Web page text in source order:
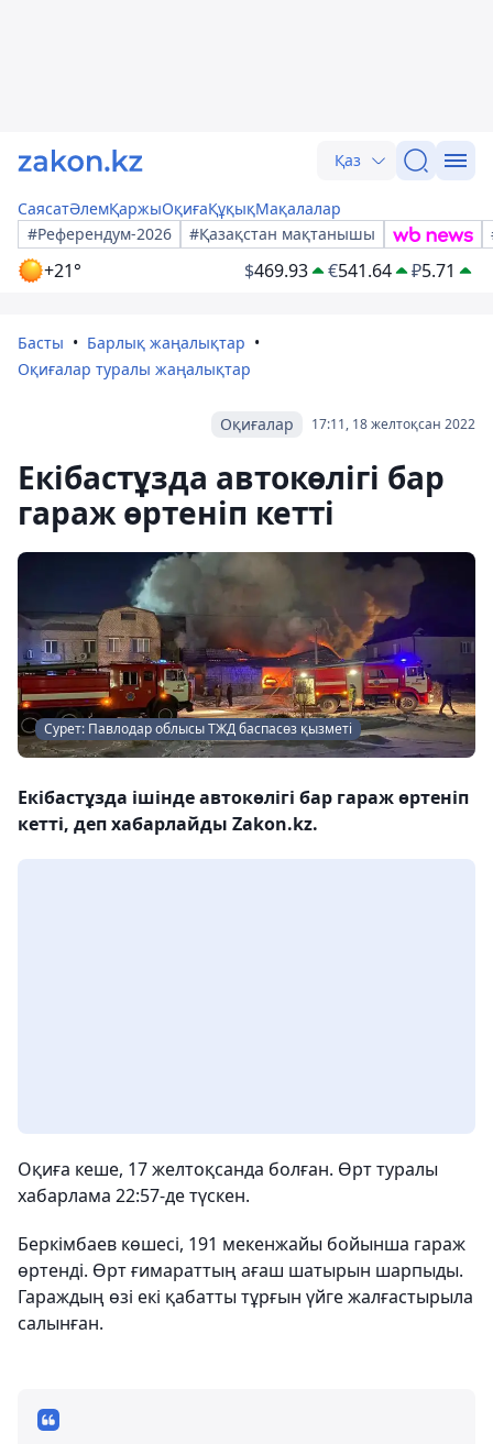
Қаз
СаясатӘлемҚаржыОқиғаҚұқықМақалалар
#Референдум-2026
#Қазақстан мақтанышы
+21° $469.93 €541.64 ₽5.71
Басты
Барлық жаңалықтар
Оқиғалар туралы жаңалықтар
17:11, 18 желтоқсан 2022
Оқиғалар
Екібастұзда автокөлігі бар
гараж өртеніп кетті
Сурет: Павлодар облысы ТЖД баспасөз қызметі
Екібастұзда ішінде автокөлігі бар гараж өртеніп
кетті, деп хабарлайды Zakon.kz.
Оқиға кеше, 17 желтоқсанда болған. Өрт туралы
хабарлама 22:57-де түскен.
Беркімбаев көшесі, 191 мекенжайы бойынша гараж
өртенді. Өрт ғимараттың ағаш шатырын шарпыды.
Гараждың өзі екі қабатты тұрғын үйге жалғастырыла
салынған.